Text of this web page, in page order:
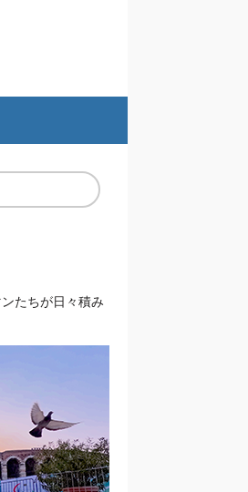
たちが日々積み